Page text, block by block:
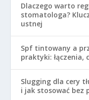
Dlaczego warto
stomatologa?
ustnej
Spf tintowany a
praktyki: łączenia,
Slugging dla cery
i jak stosować bez